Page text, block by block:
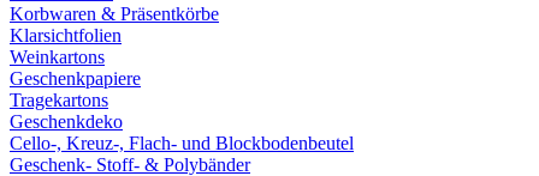
Korbwaren & Präsentkörbe
Klarsichtfolien
Weinkartons
Geschenkpapiere
Tragekartons
Geschenkdeko
Cello-, Kreuz-, Flach- und Blockbodenbeutel
Geschenk- Stoff- & Polybänder